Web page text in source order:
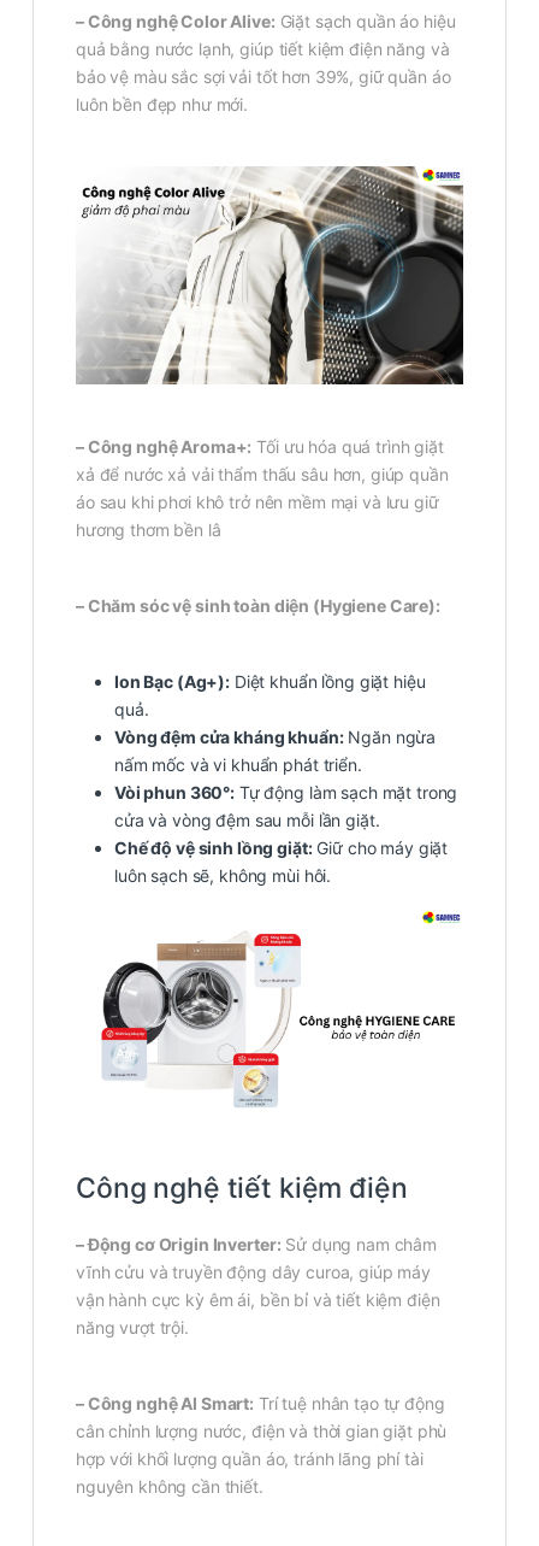
– Công nghệ Color Alive: Giặt sạch quần áo hiệu
quả bằng nước lạnh, giúp tiết kiệm điện năng và
bảo vệ màu sắc sợi vải tốt hơn 39%, giữ quần áo
luôn bền đẹp như mới.
– Công nghệ Aroma+: Tối ưu hóa quá trình giặt
xả để nước xả vải thẩm thấu sâu hơn, giúp quần
áo sau khi phơi khô trở nên mềm mại và lưu giữ
hương thơm bền lâ
– Chăm sóc vệ sinh toàn diện (Hygiene Care):
Ion Bạc (Ag+): Diệt khuẩn lồng giặt hiệu
quả.
Vòng đệm cửa kháng khuẩn:Ngăn ngừa
nấm mốc và vi khuẩn phát triển.
Vòi phun 360°: Tự động làm sạch mặt trong
cửa và vòng đệm sau mỗi lần giặt.
Chế độ vệ sinh lồng giặt:Giữ cho máy giặt
luôn sạch sẽ, không mùi hôi.
Công nghệ tiết kiệm điện
– Động cơ Origin Inverter: Sử dụng nam châm
vĩnh cửu và truyền động dây curoa, giúp máy
vận hành cực kỳ êm ái, bền bỉ và tiết kiệm điện
năng vượt trội.
– Công nghệ AI Smart: Trí tuệ nhân tạo tự động
cân chỉnh lượng nước, điện và thời gian giặt phù
hợp với khối lượng quần áo, tránh lãng phí tài
nguyên không cần thiết.